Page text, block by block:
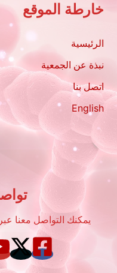
خارطة الموقع
الرئيسية
نبذة عن الجمعية
اتصل بنا
English
يمكنك التواصل معنا